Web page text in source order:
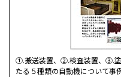
①.搬送装置、②.検査装置、③.
たる５種類の自動機について事